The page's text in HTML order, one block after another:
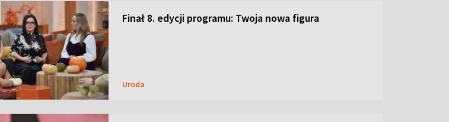
Finał 8. edycji programu: Twoja nowa figura
Uroda